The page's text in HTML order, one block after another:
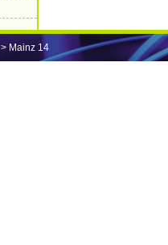
> Mainz 14